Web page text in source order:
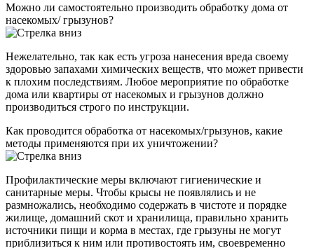
Можно ли самостоятельно производить обработку дома от
насекомых/ грызунов?
Нежелательно, так как есть угроза нанесения вреда своему
здоровью запахами химических веществ, что может привести
к плохим последствиям. Любое мероприятие по обработке
дома или квартиры от насекомых и грызунов должно
производиться строго по инструкции.
Как проводится обработка от насекомых/грызунов, какие
методы применяются при их уничтожении?
Профилактические меры включают гигиенические и
санитарные меры. Чтобы крысы не появлялись и не
размножались, необходимо содержать в чистоте и порядке
жилище, домашний скот и хранилища, правильно хранить
источники пищи и корма в местах, где грызуны не могут
приблизиться к ним или противостоять им, своевременно